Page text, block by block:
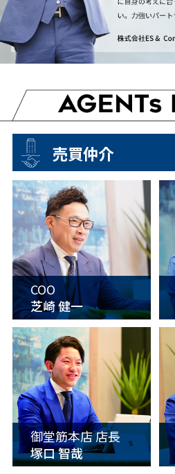
売買仲介
COO
芝崎 健一
御堂筋本店 店長
塚口 智哉